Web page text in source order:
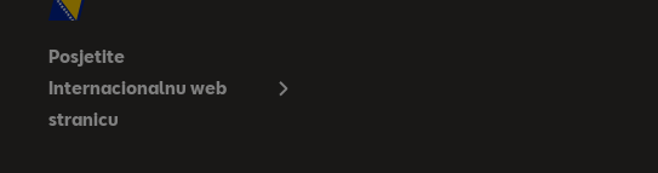
Posjetite
Internacionalnu web
stranicu